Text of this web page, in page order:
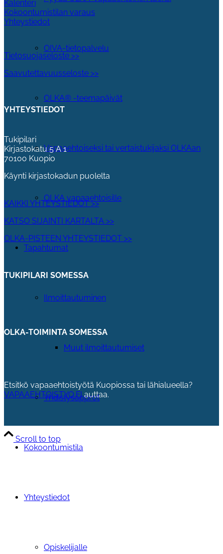
OIVA-tietopalvelu
OLKA® -teemapäivät
Vapaaehtoiseksi tai vertaistukijaksi OLKAan
OLKA vapaaehtoisille
Tapahtumat
Ilmoittautuminen
Muut ilmoittautumiset
Yhdistysapprot
Kokoontumistila
Yhteystiedot
Opiskelijalle
Kalenteri
Kokoontumistilan varaus
Yhteystiedot
Tietosuojaseloste >>
Saavutettavuusseloste >>
YHTEYSTIEDOT
Tukipilari
Kirjastokatu 5 A 1
70100 Kuopio
Käynti kirjastokadun puolelta
KAIKKI YHTEYSTIEDOT >>
KATSO SIJAINTI KARTALTA >>
OLKA-PISTEEN YHTEYSTIEDOT >>
TUKIPILARI SOMESSA
OLKA-TOIMINTA SOMESSA
Etsitkö vapaaehtoistyötä Kuopiossa tai lähialueella?
VAPAAEHTOISTYO.FIauttaa.
Scroll to top